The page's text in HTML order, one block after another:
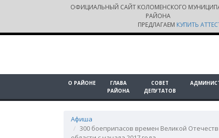
ОФИЦИАЛЬНЫЙ САЙТ КОЛОМЕНСКОГО
РАЙОНА
ПРЕДЛАГАЕМ КУПИТЬ
О РАЙОНЕ
ГЛАВА
РАЙОНА
СОВЕТ
ДЕПУТАТОВ
Афиша
300 боеприпасов времен Великой